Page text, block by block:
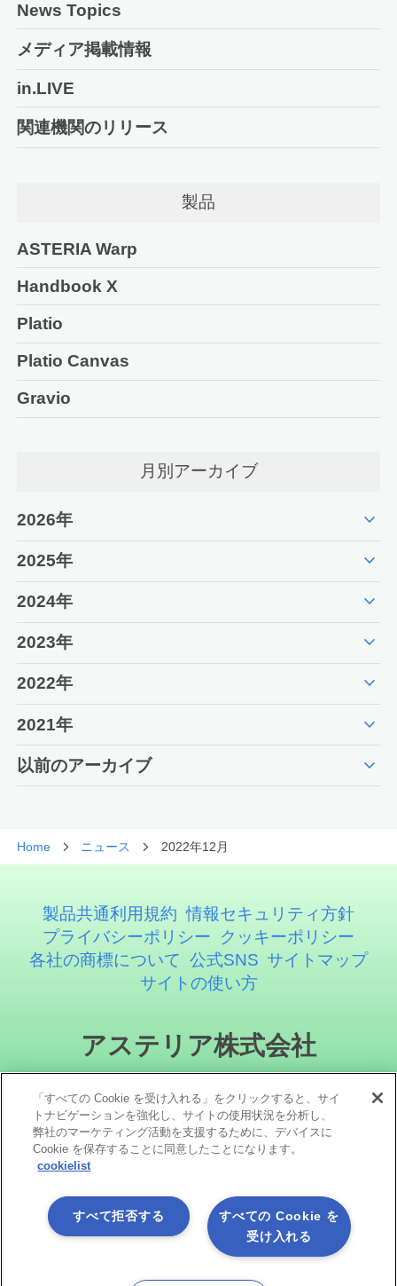
News Topics
メディア掲載情報
in.LIVE
関連機関のリリース
製品
ASTERIA Warp
Handbook X
Platio
Platio Canvas
Gravio
月別アーカイブ
2026年 expand_more
2025年 expand_more
2024年 expand_more
2023年 expand_more
2022年 expand_more
2021年 expand_more
以前のアーカイブ expand_more
Home ニュース 2022年12月
製品共通利用規約 情報セキュリティ方針
プライバシーポリシー
クッキーポリシー
各社の商標について 公式SNS サイトマップ
サイトの使い方
アステリア株式会社
ソーシャルメディア
「すべての Cookie を受け入れる」をクリックすると、サイ
トナビゲーションを強化し、サイトの使用状況を分析し、
弊社のマーケティング活動を支援するために、デバイスに
Cookie を保存することに同意したことになります。
cookielist
すべての Cookie を
受け入れる
すべて拒否する